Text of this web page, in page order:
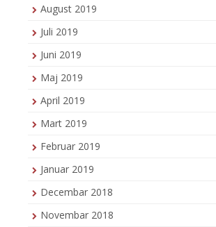
August 2019
Juli 2019
Juni 2019
Maj 2019
April 2019
Mart 2019
Februar 2019
Januar 2019
Decembar 2018
Novembar 2018